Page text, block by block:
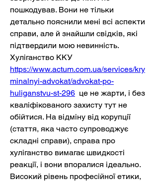
пошкодував. Вони не тільки
детально пояснили мені всі аспекти
справи, але й знайшли свідків, які
підтвердили мою невинність.
https://www.actum.com.ua/services/kry
minalnyi-advokat/advokat-po-
huliganstvu-st-296
  це не жарти, і без
кваліфікованого захисту тут не
обійтися. На відміну від корупції
(стаття, яка часто супроводжує
складні справи), справа про
хуліганство вимагає швидкості
реакції, і вони впоралися ідеально.
Високий рівень професійної етики,